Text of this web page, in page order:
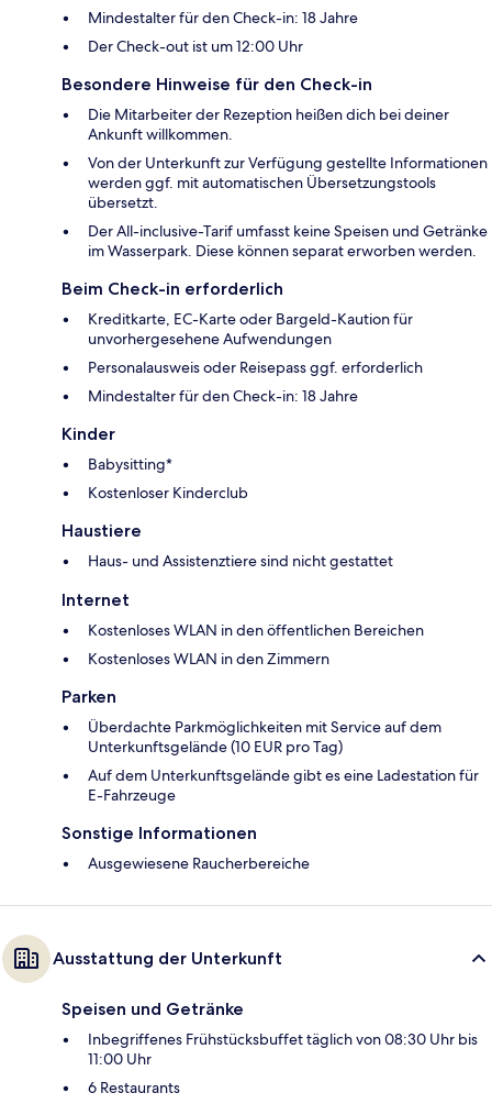
Mindestalter für den Check-in: 18 Jahre
Der Check-out ist um 12:00 Uhr
Besondere Hinweise für den Check-in
Die Mitarbeiter der Rezeption heißen dich bei deiner
Ankunft willkommen.
Von der Unterkunft zur Verfügung gestellte Informationen
werden ggf. mit automatischen Übersetzungstools
übersetzt.
Der All-inclusive-Tarif umfasst keine Speisen und Getränke
im Wasserpark. Diese können separat erworben werden.
Beim Check-in erforderlich
Kreditkarte, EC-Karte oder Bargeld-Kaution für
unvorhergesehene Aufwendungen
Personalausweis oder Reisepass ggf. erforderlich
Mindestalter für den Check-in: 18 Jahre
Kinder
Babysitting*
Kostenloser Kinderclub
Haustiere
Haus- und Assistenztiere sind nicht gestattet
Internet
Kostenloses WLAN in den öffentlichen Bereichen
Kostenloses WLAN in den Zimmern
Parken
Überdachte Parkmöglichkeiten mit Service auf dem
Unterkunftsgelände (10 EUR pro Tag)
Auf dem Unterkunftsgelände gibt es eine Ladestation für
E-Fahrzeuge
Sonstige Informationen
Ausgewiesene Raucherbereiche
Ausstattung der Unterkunft
Speisen und Getränke
Inbegriffenes Frühstücksbuffet täglich von 08:30 Uhr bis
11:00 Uhr
6 Restaurants